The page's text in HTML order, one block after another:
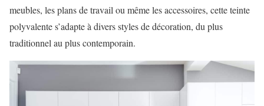
meubles, les plans de travail ou même les accessoires, cette teinte
polyvalente s’adapte à divers styles de décoration, du plus
traditionnel au plus contemporain.